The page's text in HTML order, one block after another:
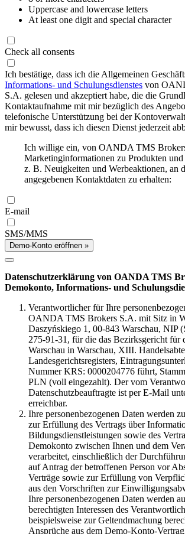
Uppercase and lowercase letters
At least one digit and special character
Check all consents
Ich bestätige, dass ich die Allgemeinen
Informations- und Schulungsdienstes von
S.A. gelesen und akzeptiert habe, die die
Kontaktaufnahme mit mir bezüglich des
telefonische Unterstützung bei der
mir bewusst, dass ich diesen Dienst jederzeit
Ich willige ein, von OANDA TMS
Marketinginformationen zu Produkten
z. B. Neuigkeiten und Werbeaktionen, an
angegebenen Kontaktdaten zu erhalten:
E-mail
SMS/MMS
Demo-Konto eröffnen »
Datenschutzerklärung von OANDA TMS
Demokonto, Informations- und
Verantwortlicher für Ihre
OANDA TMS Brokers S.A. mit Sitz in
Daszyńskiego 1, 00-843 Warschau, NIP
275-91-31, für die das Bezirksgericht für
Warschau in Warschau, XIII.
Landesgerichtsregisters,
Nummer KRS: 0000204776 führt,
PLN (voll eingezahlt). Der vom
Datenschutzbeauftragte ist per E-Mail
erreichbar.
Ihre personenbezogenen Daten werden
zur Erfüllung des Vertrags über
Bildungsdienstleistungen sowie des
Demokonto zwischen Ihnen und dem
verarbeitet, einschließlich der
auf Antrag der betroffenen Person vor
Verträge sowie zur Erfüllung von
aus den Vorschriften zur
Ihre personenbezogenen Daten werden
berechtigten Interessen des
beispielsweise zur Geltendmachung
Ansprüche aus dem Demo-Konto-